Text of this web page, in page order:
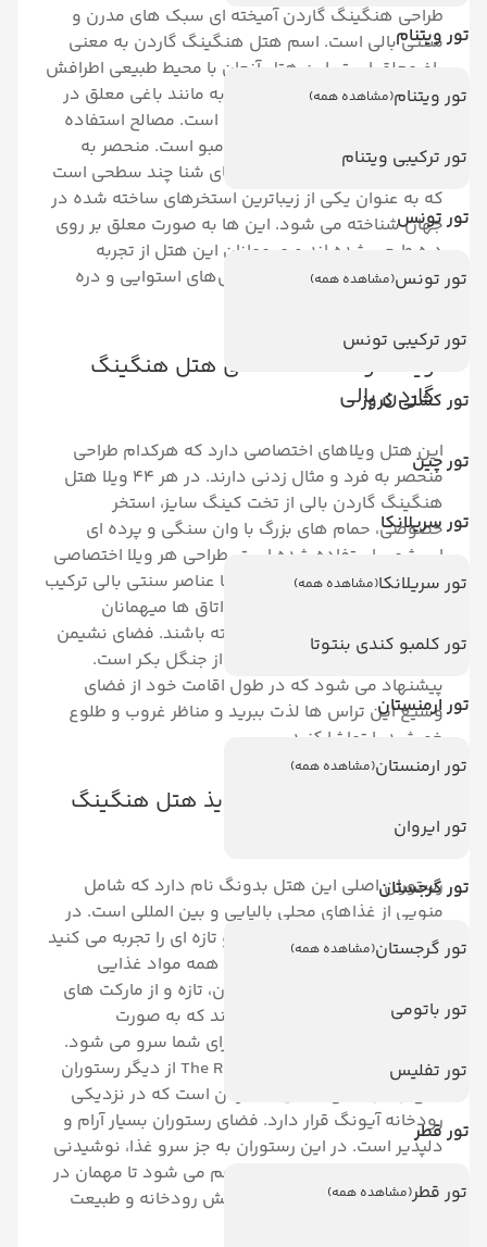
تور ویتنام
تور ویتنام(مشاهده همه)
تور ترکیبی ویتنام
تور تونس
تور تونس(مشاهده همه)
تور ترکیبی تونس
تور کشتی کروز
تور چین
تور سریلانکا
تور سریلانکا(مشاهده همه)
تور کلمبو کندی بنتوتا
تور ارمنستان
تور ارمنستان(مشاهده همه)
تور ایروان
تور گرجستان
تور گرجستان(مشاهده همه)
تور باتومی
تور تفلیس
تور قطر
تور قطر(مشاهده همه)
طراحی هنگینگ گاردن آمیخته ای سبک های مدرن و
سنتی بالی است. اسم هتل هنگینگ گاردن به معنی
باغ معلق است. این هتل آنچان با محیط طبیعی اطرافش
هماهنگ شده است که گویی به مانند باغی معلق در
جنگلی بکر و سرسبز قرار گرفته است. مصالح استفاده
شده ترکیبی از چوب، سنگ و بامبو است. منحصر به
فردترین قسمت هتل، استخرهای شنا چند سطحی است
که به عنوان یکی از زیباترین استخرهای ساخته شده در
جهان شناخته می شود. این ها به صورت معلق بر روی
دره طرحی شده اند و میهمانان این هتل از تجربه
هیجان انگیز شنا با مناظر جنگل‌های استوایی و دره
ویلاها و امکانات اقامتی هتل هنگینگ
گاردن بالی
این هتل ویلاهای اختصاصی دارد که هرکدام طراحی
منحصر به فرد و مثال زدنی دارند. در هر 44 ویلا هتل
هنگینگ گاردن بالی از تخت کینگ سایز، استخر
خصوصی، حمام های بزرگ با وان سنگی و پرده ای
ابریشمی استفاده شده است. طراحی هر ویلا اختصاصی
و یکتاست که درآن مدرنیته را با عناصر سنتی بالی ترکیب
کرده اند. سعی شده تا در این اتاق ها میهمانان
بیشترین حریم خصوصی راداشته باشند. فضای نشیمن
و تراس رو به منظزه ای طبیعی از جنگل بکر است.
پیشنهاد می شود که در طول اقامت خود از فضای
وسیع این تراس ها لذت ببرید و مناظر غروب و طلوع
خورشید را تماشا کنید.
رستوران‌ها و غذاهای لذیذ هتل هنگینگ
گاردن بالی
رستوران اصلی این هتل بدونگ نام دارد که شامل
منویی از غذاهای محلی بالیایی و بین المللی است. در
این رستوران طعم های جدید و تازه ای را تجربه می کنید
که پیش از آن تجربه نکرده اید. همه مواد غذایی
استفاده شدهخ در این رستوران، تازه و از مارکت های
محلی با کیفیت بالا تهیه شده اند که به صورت
هنرمندانه ای با چیدمانی زیبا برای شما سرو می شود.
رستوران نهر جنگل یا The River Cafe از دیگر رستوران
های جذاب هتل هنگینگ گاردن است که در نزدیکی
رودخانه آیونگ قرار دارد. فضای رستوران بسیار آرام و
دلپذیر است. در این رستوران به جز سرو غذا، نوشیدنی
و میان وعده های تازه نیز فراهم می شود تا مهمان در
حین صرف آنها از صدای آرام بخش رودخانه و طبیعت